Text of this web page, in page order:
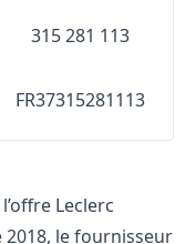
315 281 113
FR37315281113
Leclerc
2018, le fournisseur